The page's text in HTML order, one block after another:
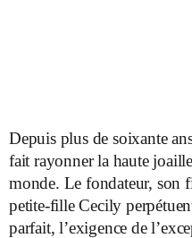
Depuis plus de soixante
fait rayonner la haute
monde. Le fondateur, son
petite-fille Cecily
parfait, l’exigence de